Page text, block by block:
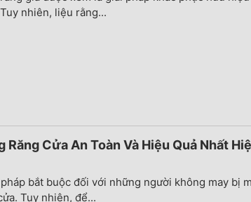
nhiên, liệu rằng...
Răng Cửa An Toàn Và Hiệu Quả Nhất
bắt buộc đối với những người không may bị
Tuy nhiên, để...